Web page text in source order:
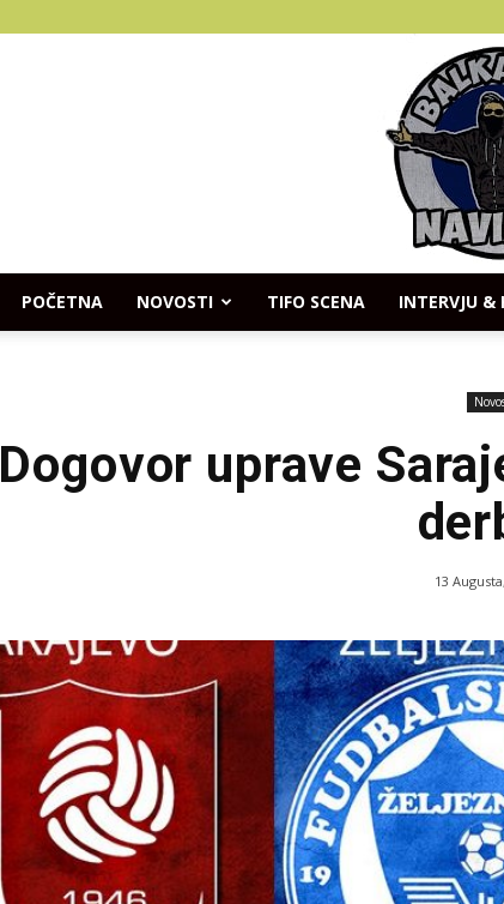
POČETNA NOVOSTI TIFO SCENA INTERVJU &
Dogovor uprave
13